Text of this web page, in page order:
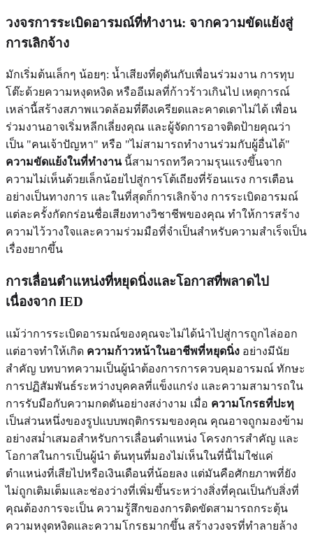
วงจรการระเบิดอารมณ์ที่ทำงาน: จากความขัดแย้งสู่
การเลิกจ้าง
มักเริ่มต้นเล็กๆ น้อยๆ: น้ำเสียงที่ดุดันกับเพื่อนร่วมงาน การทุบ
โต๊ะด้วยความหงุดหงิด หรืออีเมลที่ก้าวร้าวเกินไป เหตุการณ์
เหล่านี้สร้างสภาพแวดล้อมที่ตึงเครียดและคาดเดาไม่ได้ เพื่อน
ร่วมงานอาจเริ่มหลีกเลี่ยงคุณ และผู้จัดการอาจติดป้ายคุณว่า
เป็น "คนเจ้าปัญหา" หรือ "ไม่สามารถทำงานร่วมกับผู้อื่นได้"
ความขัดแย้งในที่ทำงานนี้สามารถทวีความรุนแรงขึ้นจาก
ความไม่เห็นด้วยเล็กน้อยไปสู่การโต้เถียงที่ร้อนแรง การเตือน
อย่างเป็นทางการ และในที่สุดก็การเลิกจ้าง การระเบิดอารมณ์
แต่ละครั้งกัดกร่อนชื่อเสียงทางวิชาชีพของคุณ ทำให้การสร้าง
ความไว้วางใจและความร่วมมือที่จำเป็นสำหรับความสำเร็จเป็น
เรื่องยากขึ้น
การเลื่อนตำแหน่งที่หยุดนิ่งและโอกาสที่พลาดไป
เนื่องจาก IED
แม้ว่าการระเบิดอารมณ์ของคุณจะไม่ได้นำไปสู่การถูกไล่ออก
แต่อาจทำให้เกิด ความก้าวหน้าในอาชีพที่หยุดนิ่ง อย่างมีนัย
สำคัญ บทบาทความเป็นผู้นำต้องการการควบคุมอารมณ์ ทักษะ
การปฏิสัมพันธ์ระหว่างบุคคลที่แข็งแกร่ง และความสามารถใน
การรับมือกับความกดดันอย่างสง่างาม เมื่อ ความโกรธที่ปะทุ
เป็นส่วนหนึ่งของรูปแบบพฤติกรรมของคุณ คุณอาจถูกมองข้าม
อย่างสม่ำเสมอสำหรับการเลื่อนตำแหน่ง โครงการสำคัญ และ
โอกาสในการเป็นผู้นำ ต้นทุนที่มองไม่เห็นในที่นี้ไม่ใช่แค่
ตำแหน่งที่เสียไปหรือเงินเดือนที่น้อยลง แต่มันคือศักยภาพที่ยัง
ไม่ถูกเติมเต็มและช่องว่างที่เพิ่มขึ้นระหว่างสิ่งที่คุณเป็นกับสิ่งที่
คุณต้องการจะเป็น ความรู้สึกของการติดขัดสามารถกระตุ้น
ความหงุดหงิดและความโกรธมากขึ้น สร้างวงจรที่ทำลายล้าง